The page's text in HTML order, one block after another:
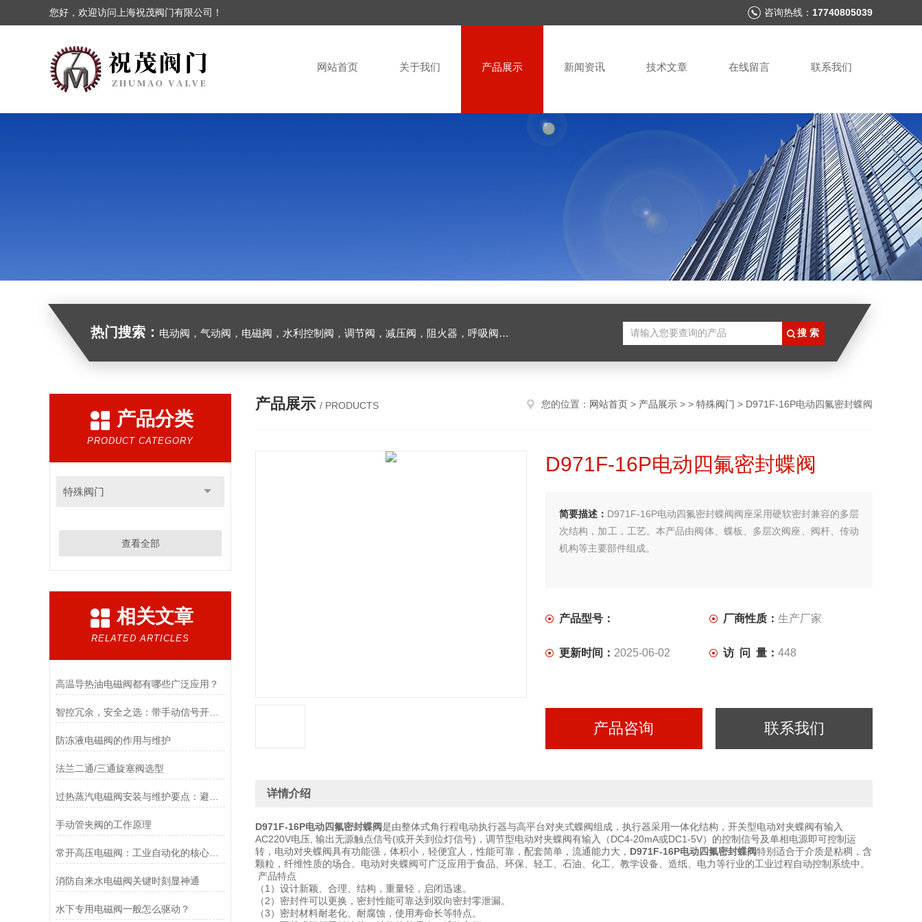
您好，欢迎访问上海祝茂阀门有限公司！ 咨询热线： 17740805039
网站首页 关于我们 产品展示 新闻资讯 技术文章 在线留言 联系我们
热门搜索： 电动阀，气动阀，电磁阀，水利控制阀，调节阀，减压阀，阻火器，呼吸阀，排气阀
产品分类
PRODUCT CATEGORY
特殊阀门
查看全部
相关文章
RELATED ARTICLES
高温导热油电磁阀都有哪些广泛应用？
智控冗余，安全之选：带手动信号开关电磁阀，双模驱动的可靠保障
防冻液电磁阀的作用与维护
法兰二通/三通旋塞阀选型
手动管夹阀的工作原理
常开高压电磁阀：工业自动化的核心元件
消防自来水电磁阀关键时刻显神通
水下专用电磁阀一般怎么驱动？
产品展示 / PRODUCTS 您的位置： 网站首页 > 产品展示 > > 特殊阀门 > D971F-16P电动四氟密封蝶阀
D971F-16P电动四氟密封蝶阀
简要描述： D971F-16P电动四氟密封蝶阀阀座采用硬软密封兼容的多层
次结构，加工，工艺。本产品由阀体、蝶板、多层次阀座、阀杆、传动
机构等主要部件组成。
产品型号： 厂商性质： 生产厂家
更新时间： 2025-06-02 访 问 量： 448
产品咨询 联系我们
详情介绍
D971F-16P电动四氟密封蝶阀是由整体式角行程电动执行器与高平台对夹式蝶阀组成，执行器采用一体化结构，开关型电动对夹蝶阀有输入
AC220V电压, 输出无源触点信号(或开关到位灯信号)，调节型电动对夹蝶阀有输入（DC4-20mA或DC1-5V）的控制信号及单相电源即可控制运
转，电动对夹蝶阀具有功能强，体积小，轻便宜人，性能可靠，配套简单，流通能力大， D971F-16P电动四氟密封蝶阀特别适合于介质是粘稠，含
颗粒，纤维性质的场合。电动对夹蝶阀可广泛应用于食品、环保、轻工、石油、化工、教学设备、造纸、电力等行业的工业过程自动控制系统中。
产品特点
（1）设计新颖、合理、结构，重量轻，启闭迅速。
（2）密封件可以更换，密封性能可靠达到双向密封零泄漏。
（3）密封材料耐老化、耐腐蚀，使用寿命长等特点。